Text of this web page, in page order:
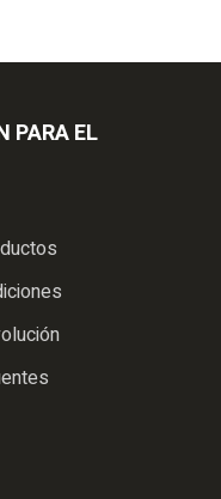
PARA EL